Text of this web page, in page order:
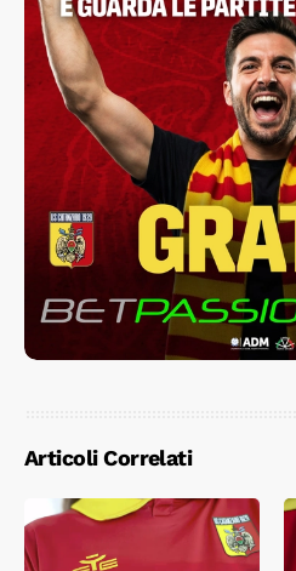
Articoli Correlati